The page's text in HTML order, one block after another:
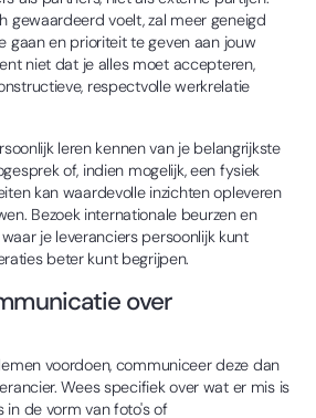
gewaardeerd voelt, zal meer geneigd
gaan en prioriteit te geven aan jouw
niet dat je alles moet accepteren,
respectvolle werkrelatie
leren kennen van je belangrijkste
of, indien mogelijk, een fysiek
kan waardevolle inzichten opleveren
Bezoek internationale beurzen en
je leveranciers persoonlijk kunt
beter kunt begrijpen.
over
voordoen, communiceer deze dan
Wees specifiek over wat er mis is
in de vorm van foto's of